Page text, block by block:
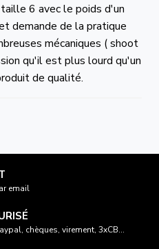
6 avec le poids d'un
demande de la pratique
mécaniques ( shoot
qu'il est plus lourd qu'un
de qualité.
email
chèques, virement, 3xCB...